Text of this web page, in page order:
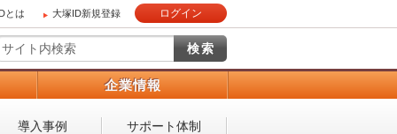
とは 大塚ID新規登録 ログイン
企業情報
導入事例 サポート体制